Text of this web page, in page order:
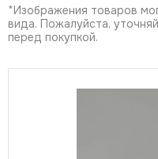
*Изображения товаров
вида. Пожалуйста,
перед покупкой.